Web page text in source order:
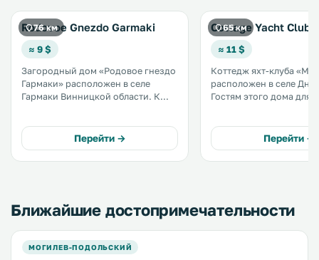
76 км
Rodovoe Gnezdo Garmaki
≈ 9 $
Загородный дом «Родовое гнездо
Гармаки» расположен в селе
Гармаки Винницкой области. К
бесплатная частная парковка. В
номерах имеется телевизор, а в
некоторых — терраса и/или
Перейти →
65 км
Cottage Yacht Club
≈ 11 $
Коттедж яхт-клуба
расположен в селе
Гостям этого дома для
телевизором и
собственной ванной
установлена ванна или
Перейти →
Ближайшие достопримечательности
МОГИЛЕВ-ПОДОЛЬСКИЙ